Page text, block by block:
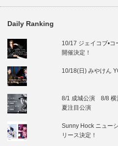
Daily Ranking
10/17 ジェイコブ•
開催決定！
10/18(日) みやけん
8/1 成城公演 8/8 横
夏注目公演
Sunny Hock ニュー
リース決定！